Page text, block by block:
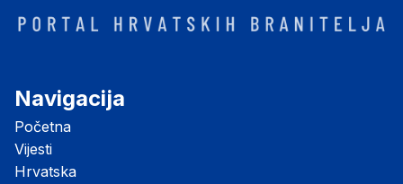
Navigacija
Početna
Vijesti
Hrvatska